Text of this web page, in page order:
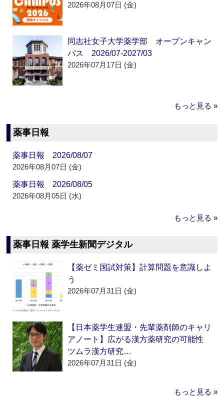
2026年08月07日 (金)
同志社女子大学薬学部 オープンキャン
パス 2026/07-2027/03
2026年07月17日 (金)
もっと見る »
薬事日報
薬事日報 2026/08/07
2026年08月07日 (金)
薬事日報 2026/08/05
2026年08月05日 (水)
もっと見る »
薬事日報 薬学生新聞デジタル
【薬ゼミ国試対策】計算問題を意識しよ
う
2026年07月31日 (金)
【日本薬学生連盟・先輩薬剤師のキャリ
アノート】広がる漢方薬研究の可能性
ツムラ漢方研究…
2026年07月31日 (金)
もっと見る »